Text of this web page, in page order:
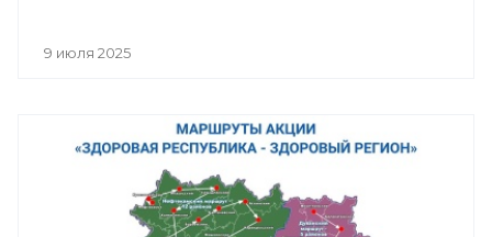
9 июля 2025